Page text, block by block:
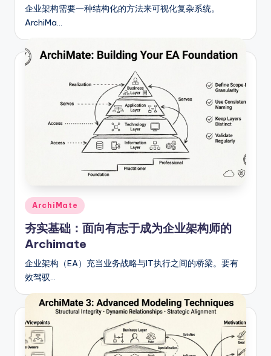
企业架构需要一种结构化的方法来可视化复杂系统。
ArchiMa…
Posted
in
ArchiMate
夯实基础：面向有志于成为企业架构师的
Archimate
企业架构（EA）充当业务战略与IT执行之间的桥梁。要有
效驾驭…